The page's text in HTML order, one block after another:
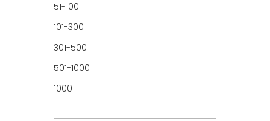
51-100
101-300
301-500
501-1000
1000+